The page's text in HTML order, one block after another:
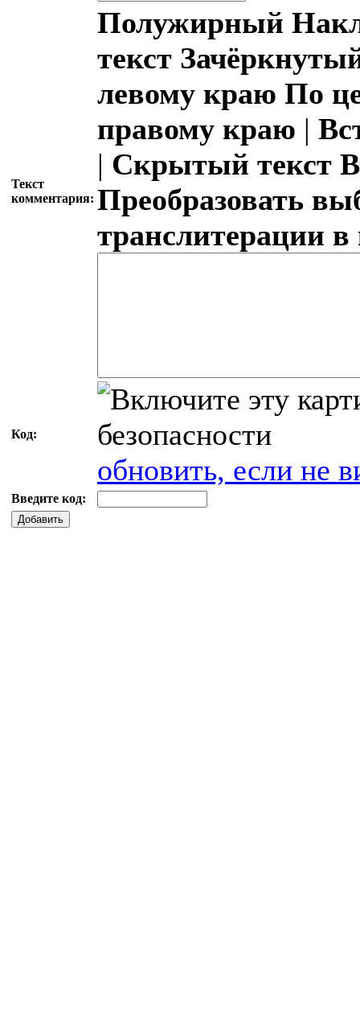
Текст
комментария:
Полужирный
текст
левому краю По
правому краю |
| Скрытый текст
Преобразовать
транслитерации
Код:
обновить, если не
Введите код:
Добавить